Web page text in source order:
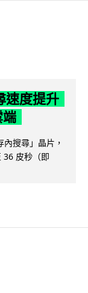
速度提升
端
搜尋」晶片，
36 皮秒（即